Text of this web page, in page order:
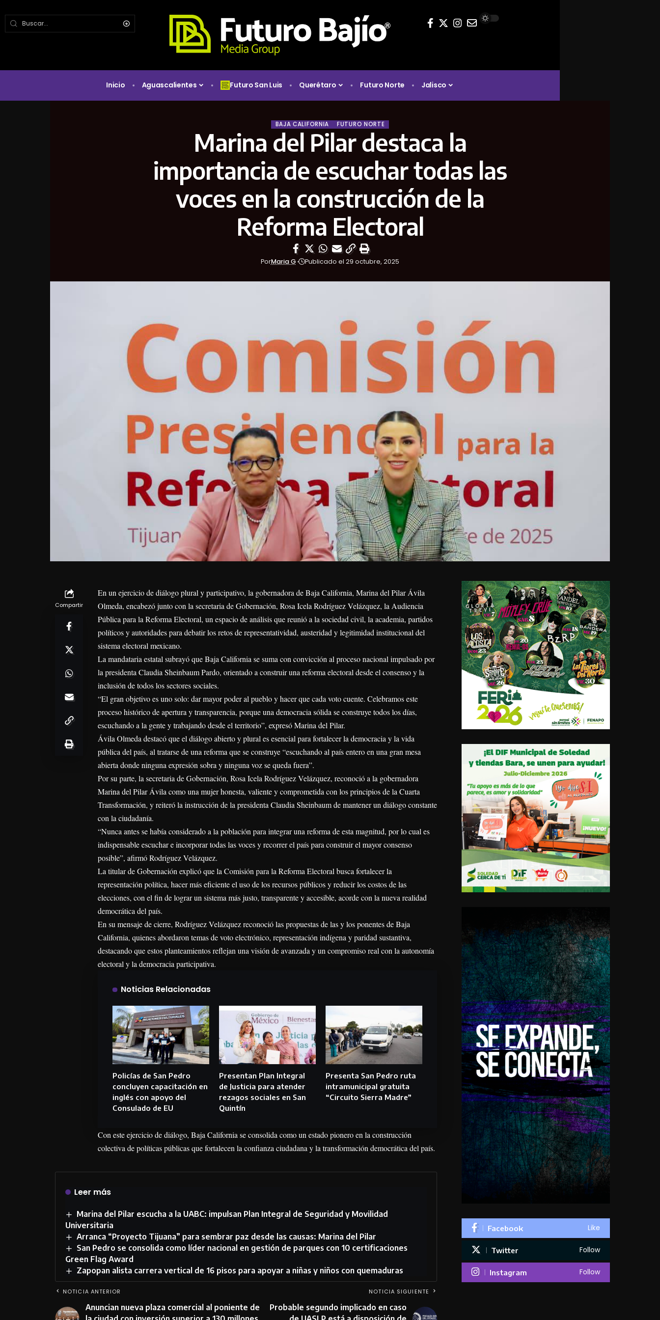
Inicio Aguascalientes Futuro San Luis Querétaro Futuro Norte Jalisco
BAJA CALIFORNIA FUTURO NORTE
Marina del Pilar destaca la
importancia de escuchar todas las
voces en la construcción de la
Reforma Electoral
PorMaria G Publicado el 29 octubre, 2025
Compartir
En un ejercicio de diálogo plural y participativo, la gobernadora de Baja California, Marina del Pilar Ávila
Olmeda, encabezó junto con la secretaria de Gobernación, Rosa Icela Rodríguez Velázquez, la Audiencia
Pública para la Reforma Electoral, un espacio de análisis que reunió a la sociedad civil, la academia, partidos
políticos y autoridades para debatir los retos de representatividad, austeridad y legitimidad institucional del
sistema electoral mexicano.
La mandataria estatal subrayó que Baja California se suma con convicción al proceso nacional impulsado por
la presidenta Claudia Sheinbaum Pardo, orientado a construir una reforma electoral desde el consenso y la
inclusión de todos los sectores sociales.
“El gran objetivo es uno solo: dar mayor poder al pueblo y hacer que cada voto cuente. Celebramos este
proceso histórico de apertura y transparencia, porque una democracia sólida se construye todos los días,
escuchando a la gente y trabajando desde el territorio”, expresó Marina del Pilar.
Ávila Olmeda destacó que el diálogo abierto y plural es esencial para fortalecer la democracia y la vida
pública del país, al tratarse de una reforma que se construye “escuchando al país entero en una gran mesa
abierta donde ninguna expresión sobra y ninguna voz se queda fuera”.
Por su parte, la secretaria de Gobernación, Rosa Icela Rodríguez Velázquez, reconoció a la gobernadora
Marina del Pilar Ávila como una mujer honesta, valiente y comprometida con los principios de la Cuarta
Transformación, y reiteró la instrucción de la presidenta Claudia Sheinbaum de mantener un diálogo constante
con la ciudadanía.
“Nunca antes se había considerado a la población para integrar una reforma de esta magnitud, por lo cual es
indispensable escuchar e incorporar todas las voces y recorrer el país para construir el mayor consenso
posible”, afirmó Rodríguez Velázquez.
La titular de Gobernación explicó que la Comisión para la Reforma Electoral busca fortalecer la
representación política, hacer más eficiente el uso de los recursos públicos y reducir los costos de las
elecciones, con el fin de lograr un sistema más justo, transparente y accesible, acorde con la nueva realidad
democrática del país.
En su mensaje de cierre, Rodríguez Velázquez reconoció las propuestas de las y los ponentes de Baja
California, quienes abordaron temas de voto electrónico, representación indígena y paridad sustantiva,
destacando que estos planteamientos reflejan una visión de avanzada y un compromiso real con la autonomía
electoral y la democracia participativa.
Noticias Relacionadas
Policías de San Pedro
concluyen capacitación en
inglés con apoyo del
Consulado de EU
Presentan Plan Integral
de Justicia para atender
rezagos sociales en San
Quintín
Presenta San Pedro ruta
intramunicipal gratuita
“Circuito Sierra Madre”
Con este ejercicio de diálogo, Baja California se consolida como un estado pionero en la construcción
colectiva de políticas públicas que fortalecen la confianza ciudadana y la transformación democrática del país.
Leer más
Marina del Pilar escucha a la UABC: impulsan Plan Integral de Seguridad y Movilidad
Universitaria
Arranca “Proyecto Tijuana” para sembrar paz desde las causas: Marina del Pilar
San Pedro se consolida como líder nacional en gestión de parques con 10 certificaciones
Green Flag Award
Zapopan alista carrera vertical de 16 pisos para apoyar a niñas y niños con quemaduras
NOTICIA ANTERIOR
Anuncian nueva plaza comercial al poniente de
NOTICIA SIGUIENTE
Probable segundo implicado en caso
Facebook Like
Twitter Follow
Instagram Follow